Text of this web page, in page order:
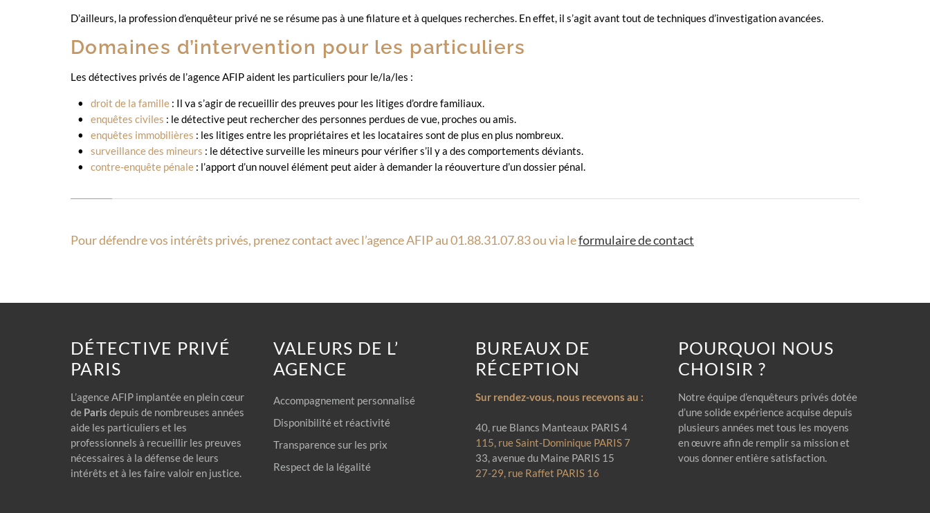
D’ailleurs, la profession d’enquêteur privé ne se résume pas à une filature et à quelques recherches. En effet, il s’agit avant tout de techniques d’investigation avancées.
Domaines d’intervention pour les particuliers
Les détectives privés de l’agence AFIP aident les particuliers pour le/la/les :
droit de la famille : Il va s’agir de recueillir des preuves pour les litiges d’ordre familiaux.
enquêtes civiles : le détective peut rechercher des personnes perdues de vue, proches ou amis.
enquêtes immobilières : les litiges entre les propriétaires et les locataires sont de plus en plus nombreux.
surveillance des mineurs : le détective surveille les mineurs pour vérifier s’il y a des comportements déviants.
contre-enquête pénale : l’apport d’un nouvel élément peut aider à demander la réouverture d’un dossier pénal.
Pour défendre vos intérêts privés, prenez contact avec l’agence AFIP au 01.88.31.07.83 ou via leformulaire de contact
DÉTECTIVE PRIVÉ
PARIS
L’agence AFIP implantée en plein cœur
de Paris depuis de nombreuses années
aide les particuliers et les
professionnels à recueillir les preuves
nécessaires à la défense de leurs
intérêts et à les faire valoir en justice.
VALEURS DE L’
AGENCE
Accompagnement personnalisé
Disponibilité et réactivité
Transparence sur les prix
Respect de la légalité
BUREAUX DE
RÉCEPTION
Sur rendez-vous, nous recevons au :
40, rue Blancs Manteaux PARIS 4
115, rue Saint-Dominique PARIS 7
33, avenue du Maine PARIS 15
27-29, rue Raffet PARIS 16
POURQUOI NOUS
CHOISIR ?
Notre équipe d’enquêteurs privés dotée
d’une solide expérience acquise depuis
plusieurs années met tous les moyens
en œuvre afin de remplir sa mission et
vous donner entière satisfaction.